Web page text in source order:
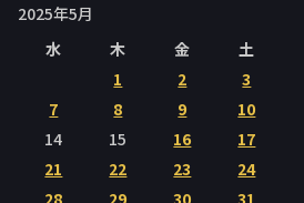
2025年5月
水 木 金
土
1
2
3
7 8 9
10
14 15 16
17
21 22 23
24
28 29 30 31